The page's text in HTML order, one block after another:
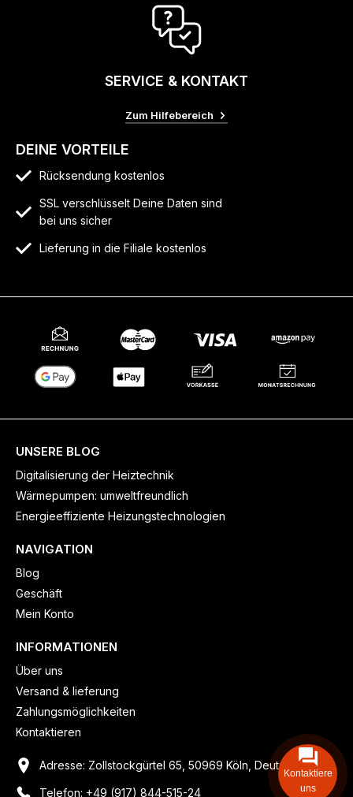
SERVICE & KONTAKT
Zum Hilfebereich
DEINE VORTEILE
Rücksendung kostenlos
SSL verschlüsselt Deine Daten sind
bei uns sicher
Lieferung in die Filiale kostenlos
UNSERE BLOG
Digitalisierung der Heiztechnik
Wärmepumpen: umweltfreundlich
Energieeffiziente Heizungstechnologien
NAVIGATION
Blog
Geschäft
Mein Konto
INFORMATIONEN
Über uns
Versand & lieferung
Zahlungsmöglichkeiten
Kontaktieren
Adresse: Zollstockgürtel 65, 50969 Köln, Deutschland
Telefon: +49 (917) 844-515-24
Kontaktiere
uns